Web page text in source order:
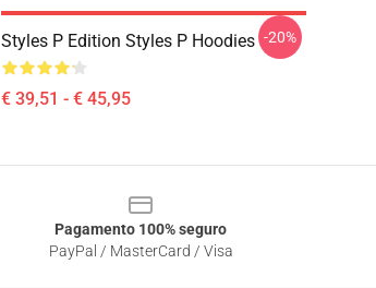
Styles P Edition Styles P Hoodies
€ 39,51 - € 45,95
-20%
Pagamento 100% seguro
PayPal / MasterCard / Visa